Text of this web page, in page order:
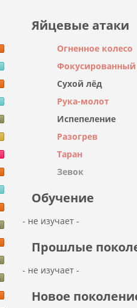
Яйцевые атаки
Огненное колесо
Фокусированный
Сухой лёд
Рука-молот
Испепеление
Разогрев
Таран
Зевок
Обучение
- не изучает -
Прошлые
- не изучает -
Новое